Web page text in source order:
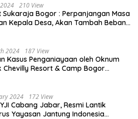
210 View
Sukaraja Bogor : Perpanjangan Masa
Kepala Desa, Akan Tambah Beban
2024 187 View
Kasus Penganiayaan oleh Oknum
Chevilly Resort & Camp Bogor
2024 172 View
Cabang Jabar, Resmi Lantik
Yayasan Jantung Indonesia